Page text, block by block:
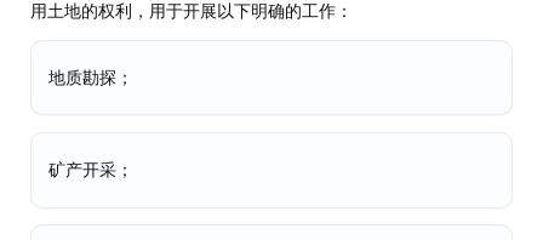
用土地的权利，用于开展以下明确的工作：
地质勘探；
矿产开采；